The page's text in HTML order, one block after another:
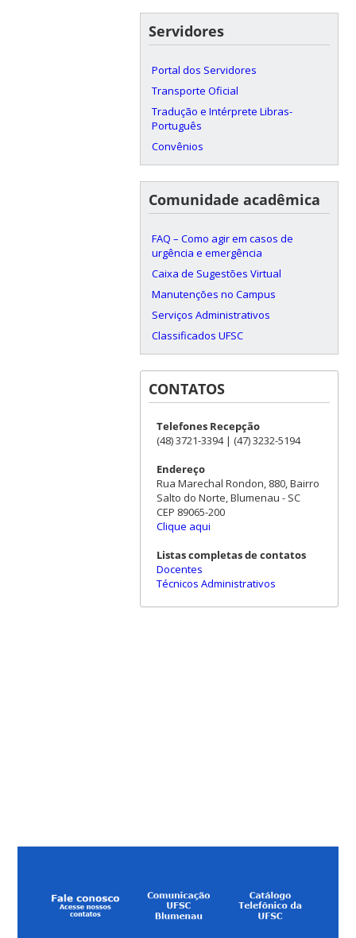
Servidores
Portal dos Servidores
Transporte Oficial
Tradução e Intérprete Libras-
Português
Convênios
Comunidade acadêmica
FAQ – Como agir em casos de
urgência e emergência
Caixa de Sugestões Virtual
Manutenções no Campus
Serviços Administrativos
Classificados UFSC
CONTATOS
Telefones Recepção
(48) 3721-3394 | (47) 3232-5194
Endereço
Rua Marechal Rondon, 880, Bairro
Salto do Norte, Blumenau - SC
CEP 89065-200
Clique aqui
Listas completas de contatos
Docentes
Técnicos Administrativos